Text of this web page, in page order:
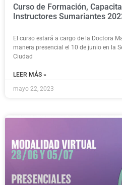
Curso de Formación,
Instructores Sumariantes
El curso estará a cargo de la Doctora
manera presencial el 10 de junio en la
Ciudad
LEER MÁS »
mayo 22, 2023